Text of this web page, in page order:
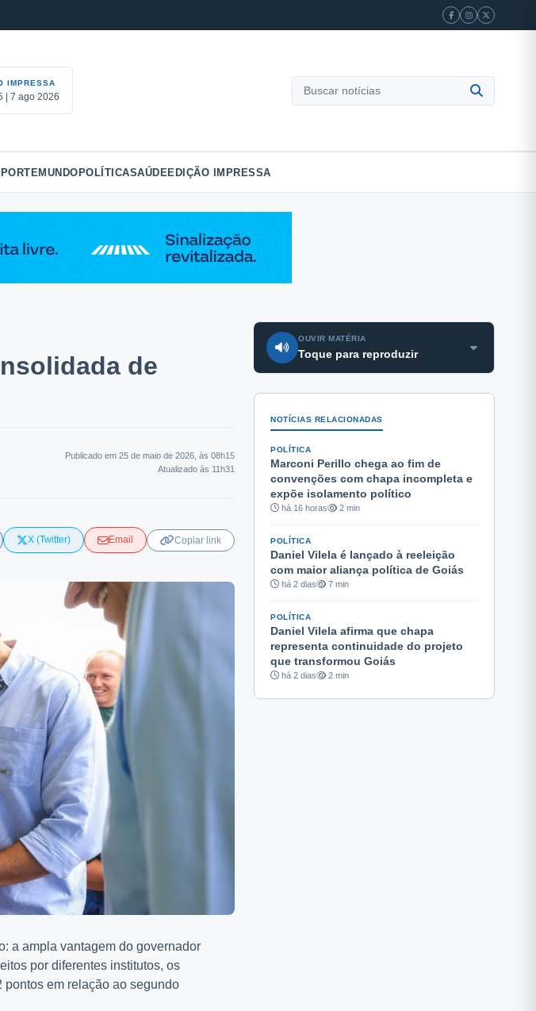
IMPRESSA
| 7 ago 2026
Buscar
MUNDO POLÍTICASAÚDEEDIÇÃO IMPRESSA
de
Publicado em 25 de maio de 2026, às 08h15
Atualizado às 11h31
X (Twitter) Email Copiar link
a ampla vantagem do governador
por diferentes institutos, os
pontos em relação ao segundo
OUVIR MATÉRIA
Toque para reproduzir
NOTÍCIAS RELACIONADAS
POLÍTICA
Marconi Perillo chega ao fim de
convenções com chapa incompleta e
expõe isolamento político
há 16 horas 2 min
POLÍTICA
Daniel Vilela é lançado à reeleição
com maior aliança política de Goiás
há 2 dias 7 min
POLÍTICA
Daniel Vilela afirma que chapa
representa continuidade do projeto
que transformou Goiás
há 2 dias 2 min